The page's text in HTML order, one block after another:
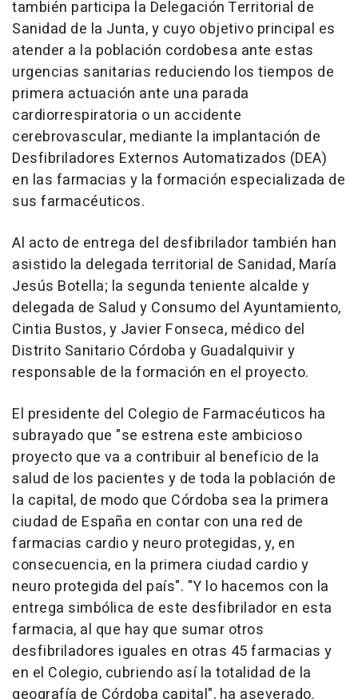
también participa la Delegación Territorial de
Sanidad de la Junta, y cuyo objetivo principal es
atender a la población cordobesa ante estas
urgencias sanitarias reduciendo los tiempos de
primera actuación ante una parada
cardiorrespiratoria o un accidente
cerebrovascular, mediante la implantación de
Desfibriladores Externos Automatizados (DEA)
en las farmacias y la formación especializada de
sus farmacéuticos.
Al acto de entrega del desfibrilador también han
asistido la delegada territorial de Sanidad, María
Jesús Botella; la segunda teniente alcalde y
delegada de Salud y Consumo del Ayuntamiento,
Cintia Bustos, y Javier Fonseca, médico del
Distrito Sanitario Córdoba y Guadalquivir y
responsable de la formación en el proyecto.
El presidente del Colegio de Farmacéuticos ha
subrayado que "se estrena este ambicioso
proyecto que va a contribuir al beneficio de la
salud de los pacientes y de toda la población de
la capital, de modo que Córdoba sea la primera
ciudad de España en contar con una red de
farmacias cardio y neuro protegidas, y, en
consecuencia, en la primera ciudad cardio y
neuro protegida del país". "Y lo hacemos con la
entrega simbólica de este desfibrilador en esta
farmacia, al que hay que sumar otros
desfibriladores iguales en otras 45 farmacias y
en el Colegio, cubriendo así la totalidad de la